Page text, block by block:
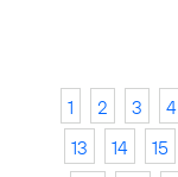
1 2 3 4
13
14 15